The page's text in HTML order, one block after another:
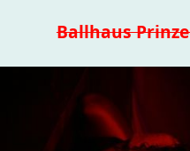
Ballhaus
Kinder- &